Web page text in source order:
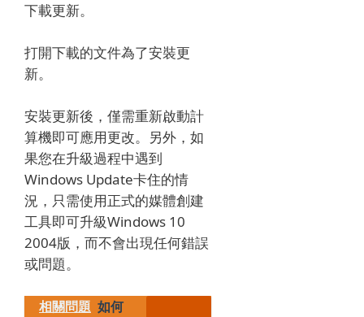
下載更新。
打開下載的文件為了安裝更
新。
安裝更新後，僅需重新啟動計
算機即可應用更改。 另外，如
果您在升級過程中遇到
Windows Update卡住的情
況，只需使用正式的媒體創建
工具即可升級Windows 10
2004版，而不會出現任何錯誤
或問題。
相關問題 如何